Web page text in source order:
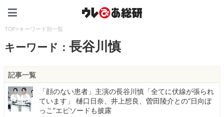
TOP>キーワード別一覧
キーワード：長谷川慎
記事一覧
「顔のない患者」主演の長谷川慎「全てに伏線が張られ
ています」 樋口日奈、井上想良、曽田陵介との“日向ぼ
っこ”エピソードも披露